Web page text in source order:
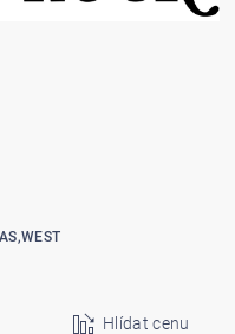
Hlídat cenu